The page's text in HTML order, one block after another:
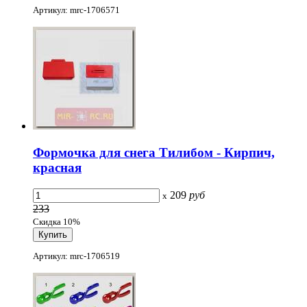
Артикул: mrc-1706571
Формочка для снега Тилибом - Кирпич,
красная
x 209 руб
233
Скидка 10%
Артикул: mrc-1706519